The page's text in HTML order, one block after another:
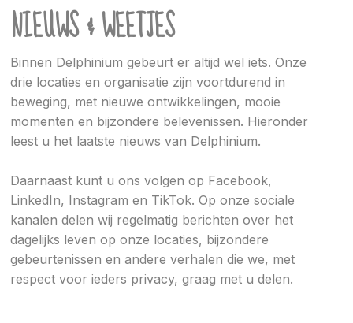
NIEUWS & WEETJES
Binnen Delphinium gebeurt er altijd wel iets. Onze
drie locaties en organisatie zijn voortdurend in
beweging, met nieuwe ontwikkelingen, mooie
momenten en bijzondere belevenissen. Hieronder
leest u het laatste nieuws van Delphinium.
Daarnaast kunt u ons volgen op Facebook,
LinkedIn, Instagram en TikTok. Op onze sociale
kanalen delen wij regelmatig berichten over het
dagelijks leven op onze locaties, bijzondere
gebeurtenissen en andere verhalen die we, met
respect voor ieders privacy, graag met u delen.